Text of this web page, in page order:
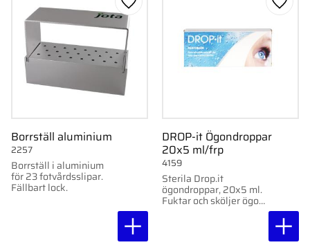
Borrställ aluminium
Borrställ i aluminium
för 23 fotvårdsslipar.
Fällbart lock.
2257
Lägg till i favoriter
DROP-it Ögondroppar
20x5 ml/frp
Sterila Drop.it
ögondroppar, 20x5 ml.
Fuktar och sköljer ögon,
4159
Lägg